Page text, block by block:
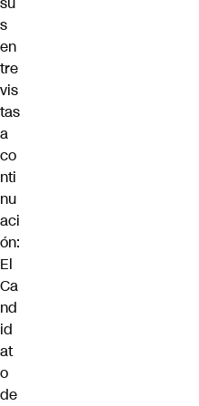
s
en
tre
vis
tas
a
co
nti
nu
aci
ón:
El
Ca
nd
id
at
o
de